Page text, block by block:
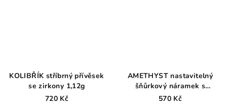
KOLIBŘÍK stříbrný přívěsek
se zirkony 1,12g
720 Kč
AMETHYST nastavitelný
šňůrkový náramek s
minerály
570 Kč